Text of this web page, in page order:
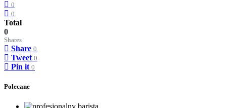
0
0
Total
0
Shares
Share 0
Tweet 0
Pin it 0
Polecane